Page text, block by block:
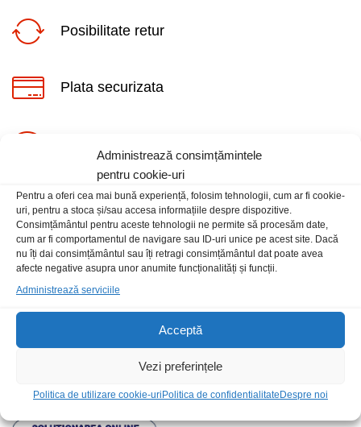
Administrează consimțămintele
pentru cookie-uri
Pentru a oferi cea mai bună experiență, folosim tehnologii, cum ar fi cookie-
uri, pentru a stoca și/sau accesa informațiile despre dispozitive.
Consimțământul pentru aceste tehnologii ne permite să procesăm date,
cum ar fi comportamentul de navigare sau ID-uri unice pe acest site. Dacă
nu îți dai consimțământul sau îți retragi consimțământul dat poate avea
afecte negative asupra unor anumite funcționalități și funcții.
Administrează serviciile
Acceptă
Vezi preferințele
Politica de utilizare cookie-uri Politica de confidentialitate Despre noi
Posibilitate retur
Plata securizata
Informatii
Contact